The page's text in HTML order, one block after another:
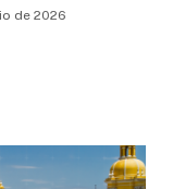
de 2026